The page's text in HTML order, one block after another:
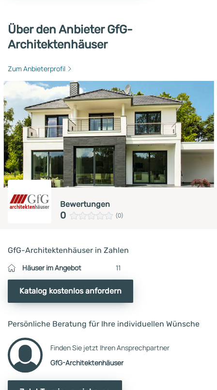
Über den Anbieter GfG-
Architektenhäuser
Zum Anbieterprofil
Bewertungen
0 (0)
GfG-Architektenhäuser in Zahlen
Häuser im Angebot
11
Katalog kostenlos anfordern
Persönliche Beratung für Ihre individuellen Wünsche
Finden Sie jetzt Ihren Ansprechpartner
GfG-Architektenhäuser